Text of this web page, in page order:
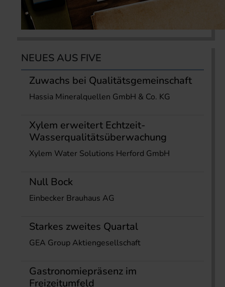
NEUES AUS FIVE
Zuwachs bei Qualitätsgemeinschaft
Hassia Mineralquellen GmbH & Co. KG
Xylem erweitert Echtzeit-
Wasserqualitätsüberwachung
Xylem Water Solutions Herford GmbH
Null Bock
Einbecker Brauhaus AG
Starkes zweites Quartal
GEA Group Aktiengesellschaft
Gastronomiepräsenz im
Freizeitumfeld